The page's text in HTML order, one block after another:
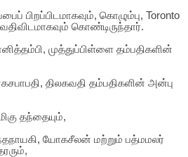
பிறப்பிடமாகவும், கொழும்பு, Toronto
கொண்டிருந்தார்.
முத்துப்பிள்ளை தம்பதிகளின்
திலகவதி தம்பதிகளின் அன்பு
தந்தையும்,
யோகசீலன் மற்றும் பத்மமலர்